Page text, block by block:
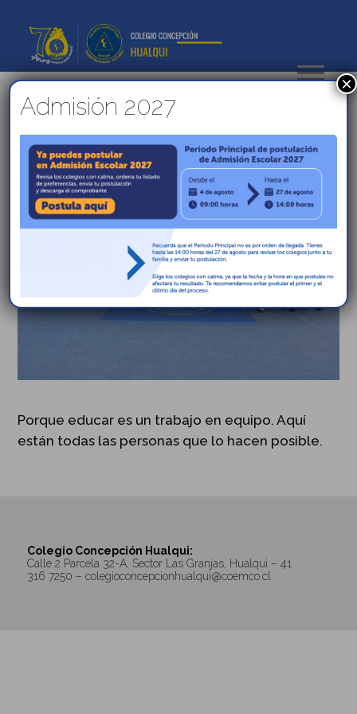
Funcionarios
Porque educar es un trabajo en equipo. Aquí
están todas las personas que lo hacen posible.
Colegio Concepción Hualqui:
Calle 2 Parcela 32-A, Sector Las Granjas, Hualqui – 41
316 7250 – colegioconcepcionhualqui@coemco.cl
Admisión 2027
×